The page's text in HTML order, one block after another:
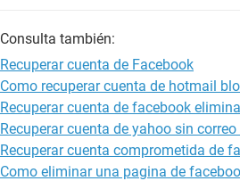
Consulta también:
Recuperar cuenta de Facebook
Como recuperar cuenta de hotmail
Recuperar cuenta de facebook
Recuperar cuenta de yahoo sin
Recuperar cuenta comprometida de
Como eliminar una pagina de